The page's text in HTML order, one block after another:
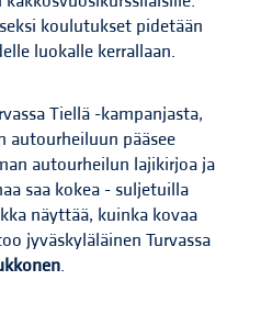
koulutukset pidetään
luokalle kerrallaan.
Tiellä -kampanjasta,
autourheiluun pääsee
autourheilun lajikirjoa ja
saa kokea - suljetuilla
näyttää, kuinka kovaa
jyväskyläläinen Turvassa
.